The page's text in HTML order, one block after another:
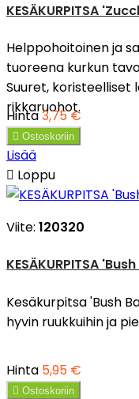
KESÄKURPITSA
Helppohoitoinen ja
tuoreena kurkun
Suuret,
rikkaruohot.
Hinta3,75 €
 Ostoskoriin
Lisää
 Loppu
Viite: 120320
KESÄKURPITSA
Kesäkurpitsa 'Bush
hyvin ruukkuihin ja
Hinta 5,95 €
 Ostoskoriin